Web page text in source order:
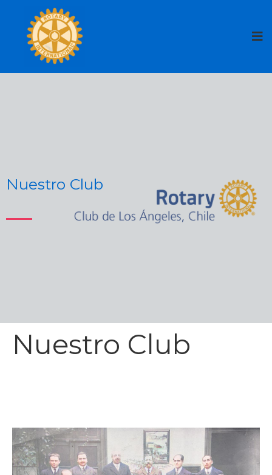
Nuestro Club
Nuestro Club